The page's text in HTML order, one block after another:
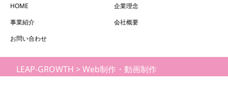
HOME
企業理念
事業紹介
会社概要
お問い合わせ
LEAP-GROWTH >Web制作・動画制作